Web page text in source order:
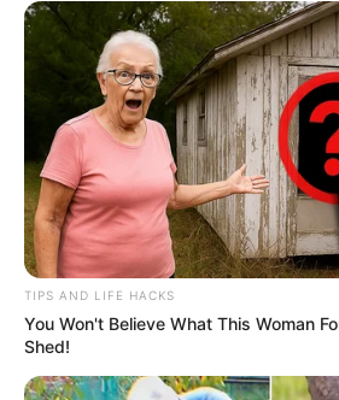
Sobre o acesso ao sistema do Curso
Qual o link de acesso ao AVA?
Basta clicar para
TIPS AND LIFE HACKS
You Won't Believe What This Woman
Shed!